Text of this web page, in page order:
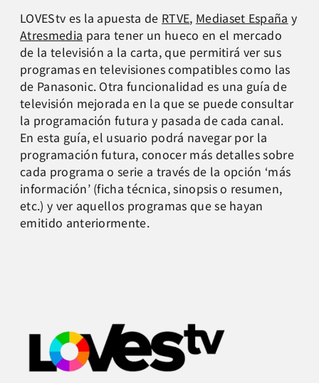
LOVEStv es la apuesta de RTVE, Mediaset España y
Atresmedia para tener un hueco en el mercado
de la televisión a la carta, que permitirá ver sus
programas en televisiones compatibles como las
de Panasonic. Otra funcionalidad es una guía de
televisión mejorada en la que se puede consultar
la programación futura y pasada de cada canal.
En esta guía, el usuario podrá navegar por la
programación futura, conocer más detalles sobre
cada programa o serie a través de la opción ‘más
información’ (ficha técnica, sinopsis o resumen,
etc.) y ver aquellos programas que se hayan
emitido anteriormente.